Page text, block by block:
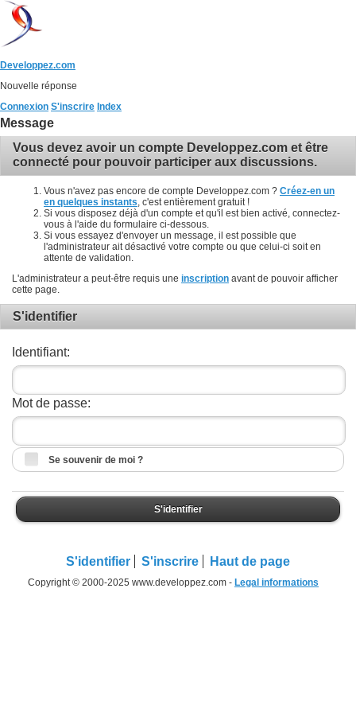
Developpez.com
Nouvelle réponse
Connexion S'inscrire Index
Message
Vous devez avoir un compte Developpez.com et être
connecté pour pouvoir participer aux discussions.
Vous n'avez pas encore de compte Developpez.com ? Créez-en un
en quelques instants , c'est entièrement gratuit !
Si vous disposez déjà d'un compte et qu'il est bien activé, connectez-
vous à l'aide du formulaire ci-dessous.
Si vous essayez d'envoyer un message, il est possible que
l'administrateur ait désactivé votre compte ou que celui-ci soit en
attente de validation.
L'administrateur a peut-être requis une inscription avant de pouvoir afficher
cette page.
S'identifier
Identifiant:
Mot de passe:
Se souvenir de moi ?
S'identifier
S'identifier S'inscrire Haut de page
Copyright © 2000-2025 www.developpez.com - Legal informations